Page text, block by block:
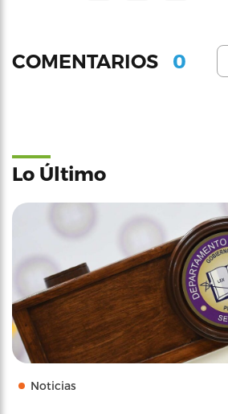
COMENTARIOS 0
Lo Último
Noticias